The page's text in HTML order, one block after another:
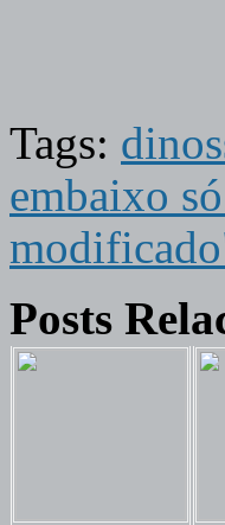
Tags:
embaixo
Posts